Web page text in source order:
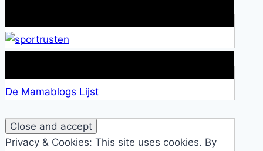
De Mamablogs Lijst
Privacy & Cookies: This site uses cookies. By